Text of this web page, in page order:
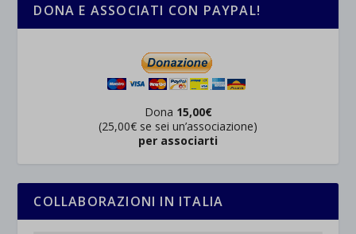
DONA E ASSOCIATI CON PAYPAL!
Dona 15,00€
(25,00€ se sei un’associazione)
per associarti
COLLABORAZIONI IN ITALIA